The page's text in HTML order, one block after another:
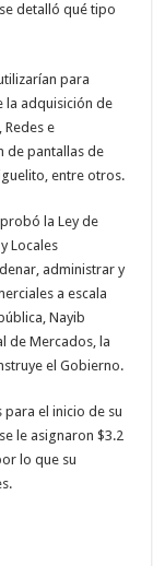
detalló qué tipo
para
la adquisición de
e
de pantallas de
entre otros.
la Ley de
Locales
administrar y
a escala
Nayib
de Mercados, la
el Gobierno.
para el inicio de su
le asignaron $3.2
lo que su